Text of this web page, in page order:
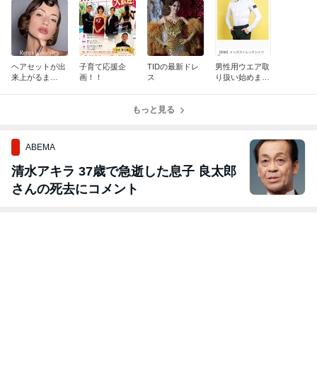
ヘアセットが出
来上がるま
子育て応援企
画！！
TIDの最新ドレ
ス
男性用ウエア取
り扱い始めまし
もっと見る
ABEMA
清水アキラ 37歳で急逝した息子 良太郎
さんの死去にコメント